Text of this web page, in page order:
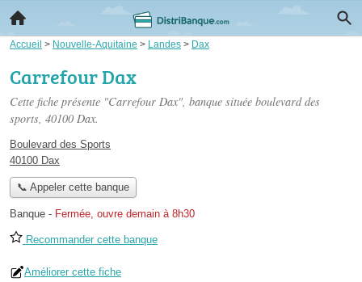
Accueil > Nouvelle-Aquitaine > Landes > Dax
Carrefour Dax
Cette fiche présente "Carrefour Dax", banque située boulevard des
sports, 40100 Dax.
Boulevard des Sports
40100 Dax
📞 Appeler cette banque
Banque - Fermée, ouvre demain à 8h30
Recommander cette banque
Améliorer cette fiche